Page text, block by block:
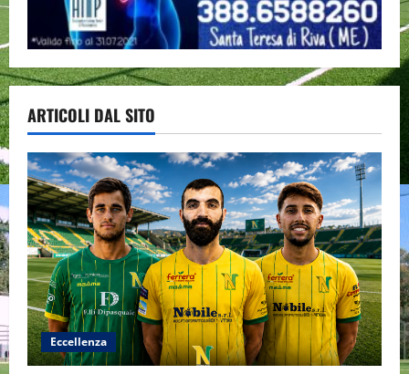
ARTICOLI DAL SITO
Eccellenza